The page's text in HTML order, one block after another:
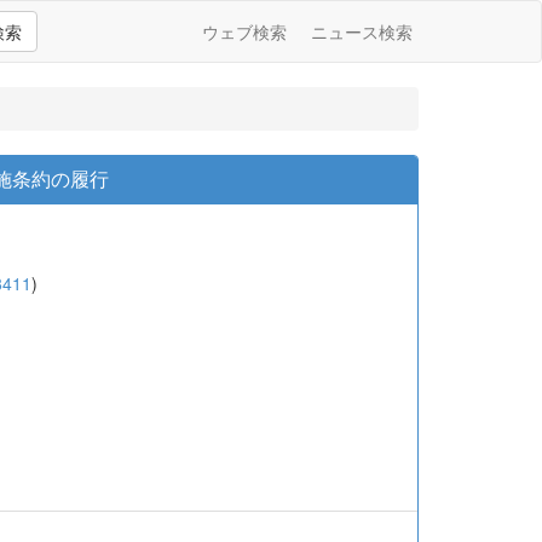
索 ウェブ検索 ニュース検索
条約の履行
)